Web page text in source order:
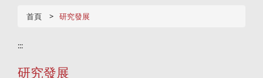
首頁 研究發展
:::
研究發展